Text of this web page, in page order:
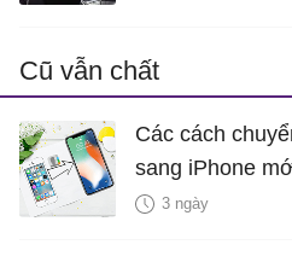
Cũ vẫn chất
Các cách
sang iPhone
3 ngày